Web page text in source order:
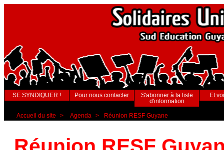
SE SYNDIQUER ! Pour nous contacter
S'abonner à la liste
d'information
Et
Accueil du site > Agenda > Réunion RESF Guyane